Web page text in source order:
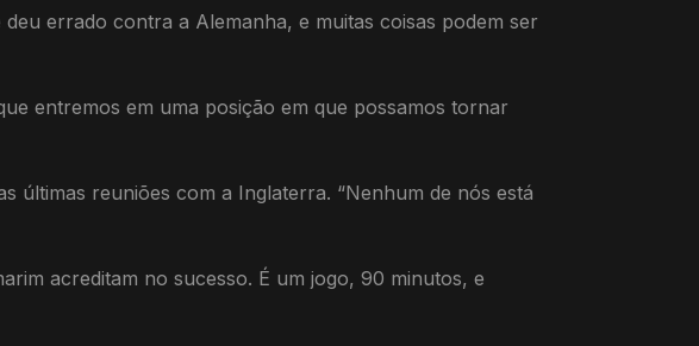
errado contra a Alemanha, e muitas coisas podem ser
entremos em uma posição em que possamos tornar
últimas reuniões com a Inglaterra. “Nenhum de nós está
acreditam no sucesso. É um jogo, 90 minutos, e